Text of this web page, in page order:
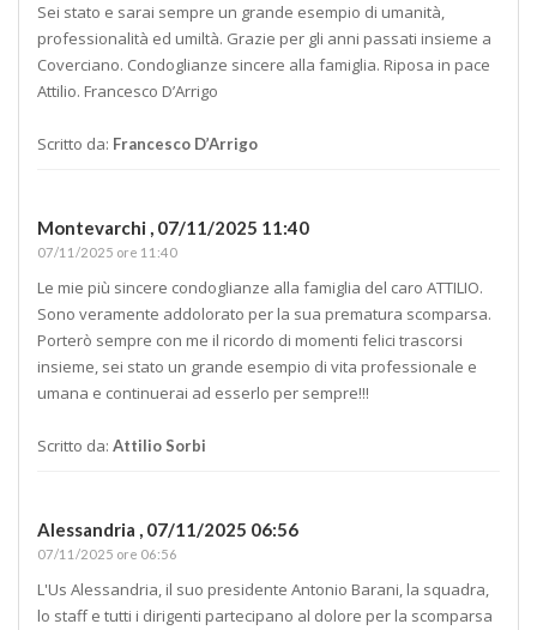
Sei stato e sarai sempre un grande esempio di umanità,
professionalità ed umiltà. Grazie per gli anni passati insieme a
Coverciano. Condoglianze sincere alla famiglia. Riposa in pace
Attilio. Francesco D’Arrigo
Scritto da: Francesco D’Arrigo
Montevarchi , 07/11/2025 11:40
07/11/2025 ore 11:40
Le mie più sincere condoglianze alla famiglia del caro ATTILIO.
Sono veramente addolorato per la sua prematura scomparsa.
Porterò sempre con me il ricordo di momenti felici trascorsi
insieme, sei stato un grande esempio di vita professionale e
umana e continuerai ad esserlo per sempre!!!
Scritto da: Attilio Sorbi
Alessandria , 07/11/2025 06:56
07/11/2025 ore 06:56
L'Us Alessandria, il suo presidente Antonio Barani, la squadra,
lo staff e tutti i dirigenti partecipano al dolore per la scomparsa